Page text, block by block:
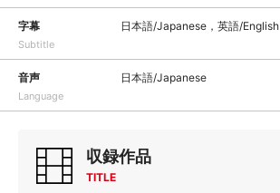
字幕
Subtitle
日本語/Japanese，英語/English
音声
Language
日本語/Japanese
収録作品
TITLE